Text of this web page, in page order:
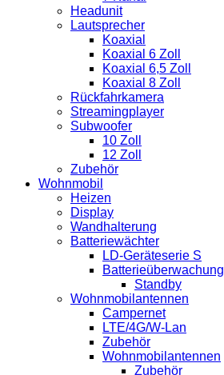
Headunit
Lautsprecher
Koaxial
Koaxial 6 Zoll
Koaxial 6,5 Zoll
Koaxial 8 Zoll
Rückfahrkamera
Streamingplayer
Subwoofer
10 Zoll
12 Zoll
Zubehör
Wohnmobil
Heizen
Display
Wandhalterung
Batteriewächter
LD-Geräteserie S
Batterieüberwachung
Standby
Wohnmobilantennen
Campernet
LTE/4G/W-Lan
Zubehör
Wohnmobilantennen
Zubehör